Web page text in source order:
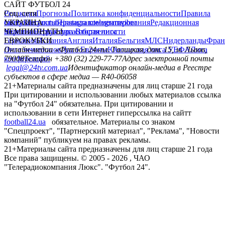
САЙТ ФУТБОЛ 24
РедакцияПрогнозыПолитика конфиденциальностиПравила
сайтуКонтактыПравила комментированияРедакционная
политикаСтруктура собственности
Соц. сети
facebookxyoutubeinstagramtelegramviber
УКРАИНА
УкраинаПервая лигаВторая лига
ЧЕМПИОНАТЫ
ГерманияИспанияАнглияИталияБельгияМЛСНидерланды
ЕВРОКУБКИ
Лига чемпионовЛига ЕвропыЮношеская лига УЕФАЛига
конференций
Онлайн-медиа «Футбол 24»пл. Галицкая, дом. 15, м. Львов,
79008Телефон +380 (32) 229-77-77Адрес электронной почты
legal@24tv.com.uaИдентификатор онлайн-медиа в Реестре
субъектов в сфере медиа — R40-06058
21+Материалы сайта предназначены для лиц старше 21 года
При цитировании и использовании любых материалов ссылка
на "Футбол 24" обязательна. При цитировании и
использовании в сети Интернет гиперссылка на сайтт
football24.ua
обязательное. Материалы со знаком
"Спецпроект", "Партнерский материал", "Реклама", "Новости
компаний" публикуем на правах рекламы.
21+Материалы сайта предназначены для лиц старше 21 года
Все права защищены. © 2005 - 2026 , ЧАО
"Телерадиокомпания Люкс". "Футбол 24".